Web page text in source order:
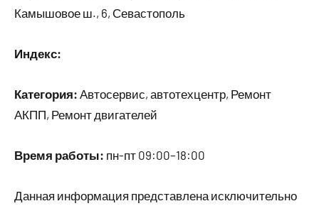
Камышовое ш., 6, Севастополь
Индекс:
Категория: Автосервис, автотехцентр, Ремонт
АКПП, Ремонт двигателей
Время работы: пн-пт 09:00–18:00
Данная информация представлена исключительно